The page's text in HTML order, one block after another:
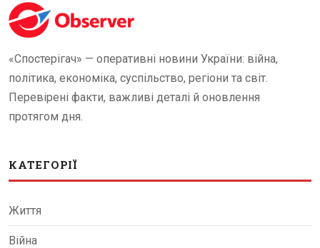
«Спостерігач» — оперативні новини України: війна,
політика, економіка, суспільство, регіони та світ.
Перевірені факти, важливі деталі й оновлення
протягом дня.
КАТЕГОРІЇ
Життя
Війна